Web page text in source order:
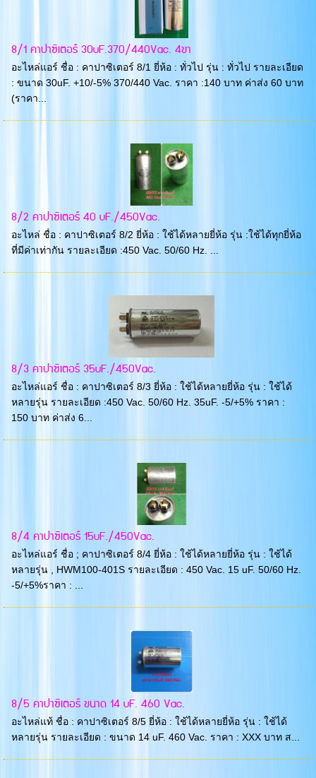
8/1 คาปาซิเตอร์ 30uF.370/440Vac. 4ขา
อะไหล่แอร์ ชื่อ : คาปาซิเตอร์ 8/1 ยี่ห้อ : ทั่วไป รุ่น : ทั่วไป รายละเอียด
: ขนาด 30uF. +10/-5% 370/440 Vac. ราคา :140 บาท ค่าส่ง 60 บาท
(ราคา...
8/2 คาปาซิเตอร์ 40 uF./450Vac.
อะไหล่ ชื่อ : คาปาซิเตอร์ 8/2 ยี่ห้อ : ใช้ได้หลายยี่ห้อ รุ่น :ใช้ได้ทุกยี่ห้อ
ที่มีค่าเท่ากัน รายละเอียด :450 Vac. 50/60 Hz. ...
8/3 คาปาซิเตอร์ 35uF./450Vac.
อะไหล่แอร์ ชื่อ : คาปาซิเตอร์ 8/3 ยี่ห้อ : ใช้ได้หลายยี่ห้อ รุ่น : ใช้ได้
หลายรุ่น รายละเอียด :450 Vac. 50/60 Hz. 35uF. -5/+5% ราคา :
150 บาท ค่าส่ง 6...
8/4 คาปาซิเตอร์ 15uF./450Vac.
อะไหล่แอร์ ชื่อ ; คาปาซิเตอร์ 8/4 ยี่ห้อ : ใช้ได้หลายยี่ห้อ รุ่น : ใช้ได้
หลายรุ่น , HWM100-401S รายละเอียด : 450 Vac. 15 uF. 50/60 Hz.
-5/+5%ราคา : ...
8/5 คาปาซิเตอร์ ขนาด 14 uF. 460 Vac.
อะไหล่แท้ ชื่อ : คาปาซิเตอร์ 8/5 ยี่ห้อ : ใช้ได้หลายยี่ห้อ รุ่น : ใช้ได้
หลายรุ่น รายละเอียด : ขนาด 14 uF. 460 Vac. ราคา : XXX บาท ส...